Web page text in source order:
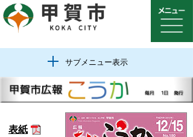
サブメニュー表示
表紙